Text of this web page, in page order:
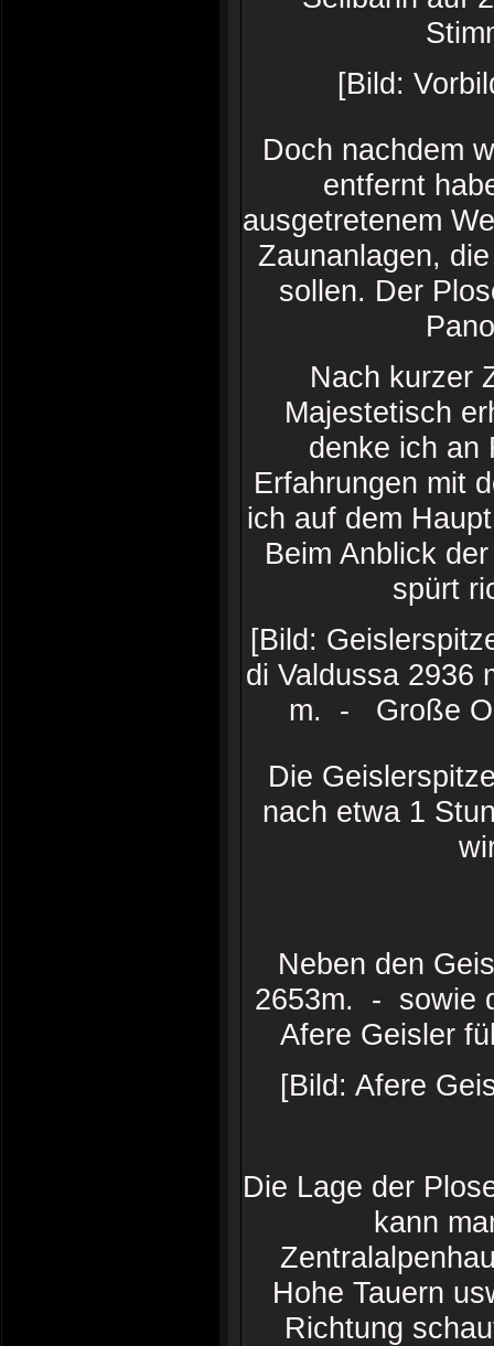
[Bild:
Doch nachdem
entfernt
ausgetretenem
Zaunanlagen,
sollen. Der
Nach kurzer
Majestetisch
denke ich an
Erfahrungen mit
ich auf dem
Beim Anblick
spürt
[Bild:
di Valdussa
m. - Große
Die
nach etwa 1
Neben den
2653m. - sowie
Afere Geisler
[Bild: Afere
Die Lage der
kann
Hohe Tauern
Richtung